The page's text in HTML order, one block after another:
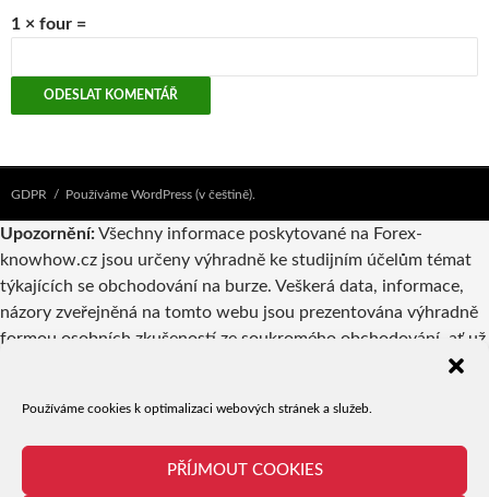
1 × four =
GDPR Používáme WordPress (v češtině).
Upozornění:Všechny informace poskytované na Forex-
knowhow.cz jsou určeny výhradně ke studijním účelům témat
týkajících se obchodování na burze. Veškerá data, informace,
názory zveřejněná na tomto webu jsou prezentována výhradně
formou osobních zkušeností ze soukromého obchodování, ať už
produkty či obchodní příležitosti, nelze to v žádném případě
považovat za reklamu či doporučení a jejich případné využití je
tedy výhradně věcí odpovědnosti a uvážení uživatele.
Používáme cookies k optimalizaci webových stránek a služeb.
PŘÍJMOUT COOKIES